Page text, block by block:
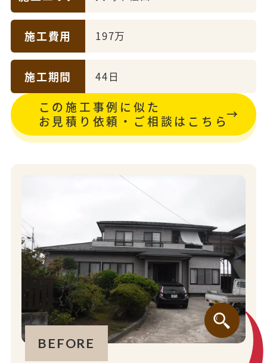
施工費用 197万
施工期間 44日
この施工事例に似た
お見積り依頼・ご相談はこちら
BEFORE